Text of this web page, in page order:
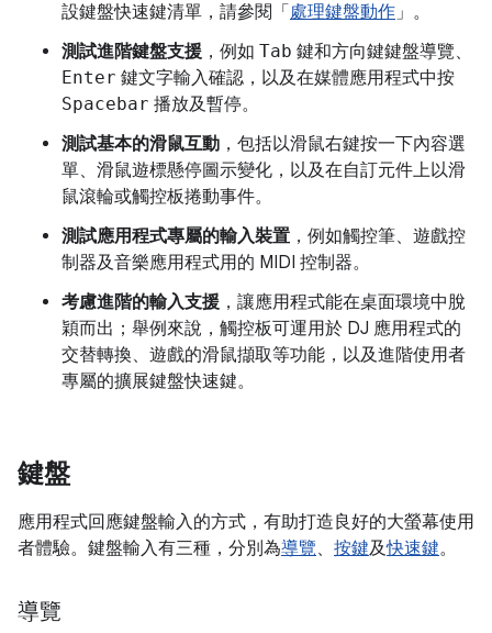
設鍵盤快速鍵清單，請參閱「 處理鍵盤動作」。
測試進階鍵盤支援 ，例如 Tab 鍵和方向鍵鍵盤導覽、
Enter 鍵文字輸入確認，以及在媒體應用程式中按
Spacebar 播放及暫停。
測試基本的滑鼠互動 ，包括以滑鼠右鍵按一下內容選
單、滑鼠遊標懸停圖示變化，以及在自訂元件上以滑
鼠滾輪或觸控板捲動事件。
測試應用程式專屬的輸入裝置 ，例如觸控筆、遊戲控
制器及音樂應用程式用的 MIDI 控制器。
考慮進階的輸入支援 ，讓應用程式能在桌面環境中脫
穎而出；舉例來說，觸控板可運用於 DJ 應用程式的
交替轉換、遊戲的滑鼠擷取等功能，以及進階使用者
專屬的擴展鍵盤快速鍵。
鍵盤
應用程式回應鍵盤輸入的方式，有助打造良好的大螢幕使用
者體驗。鍵盤輸入有三種，分別為導覽、 按鍵及快速鍵。
導覽